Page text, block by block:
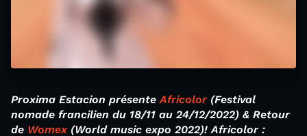
Proxima Estacion présenteAfricolor (Festival
nomade francilien du 18/11 au 24/12/2022) & Retour
de Womex(World music expo 2022)! Africolor :